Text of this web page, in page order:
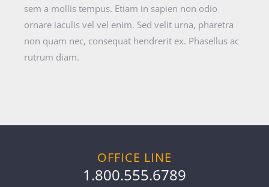
sem a mollis tempus. Etiam in sapien non odio
ornare iaculis vel vel enim. Sed velit urna, pharetra
non quam nec, consequat hendrerit ex. Phasellus ac
rutrum diam.
OFFICE LINE
1.800.555.6789